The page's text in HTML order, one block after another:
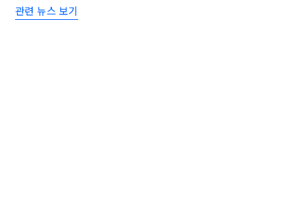
관련 뉴스 보기